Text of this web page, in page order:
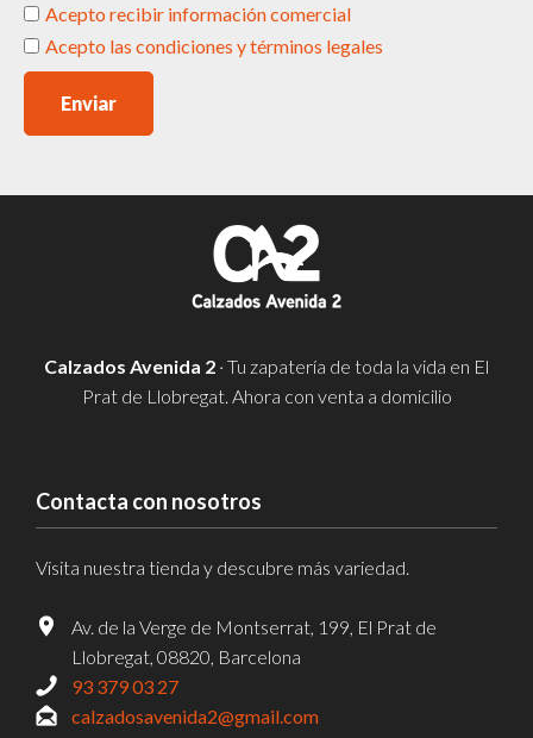
Acepto recibir información comercial
Acepto las condiciones y términos legales
Enviar
Calzados Avenida 2 · Tu zapatería de toda la vida en El
Prat de Llobregat. Ahora con venta a domicilio
Contacta con nosotros
Visita nuestra tienda y descubre más variedad.
Av. de la Verge de Montserrat, 199, El Prat de
Llobregat, 08820, Barcelona
93 379 03 27
calzadosavenida2@gmail.com